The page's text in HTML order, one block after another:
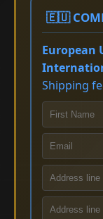
🇪🇺
European
Shipping